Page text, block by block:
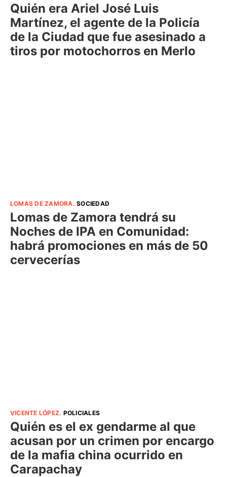
Quién era Ariel José Luis
Martínez, el agente de la Policía
de la Ciudad que fue asesinado a
tiros por motochorros en Merlo
LOMAS DE ZAMORA.SOCIEDAD
Lomas de Zamora tendrá su
Noches de IPA en Comunidad:
habrá promociones en más de 50
cervecerías
VICENTE LÓPEZ. POLICIALES
Quién es el ex gendarme al que
acusan por un crimen por encargo
de la mafia china ocurrido en
Carapachay